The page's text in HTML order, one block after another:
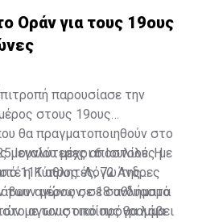
Οράν για τους 19ους
παρουσίασε την
στους 19ους
θα πραγματοποιηθούν στο
Ιουνίου μέχρι 6 Ιουλίου. Η
111 αθλητές, 72 Άνδρες
μέρος σε 18 αθλήματα
αγωνιστικό πρόγραμμα.
μεγαλύτερες αποστολές με
η Κύπρος. Λόγω της
των αγώνων, σε συνδυασμό
με τους οποίους θα λάβει